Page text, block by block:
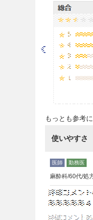
もっとも参考
使いやすさ
麻酔科/60代/処